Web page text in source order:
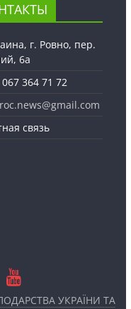
г. Ровно, пер.
6а
067 364 71 72
связь
УКРАЇНИ ТА